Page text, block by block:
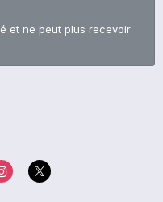
et ne peut plus recevoir